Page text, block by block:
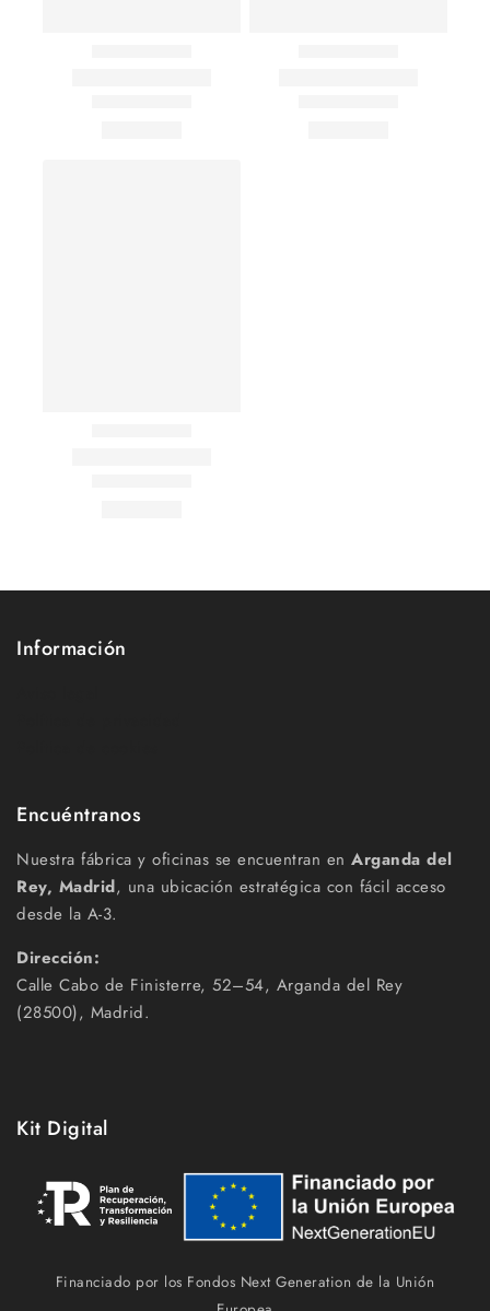
Información
Encuéntranos
Nuestra fábrica y oficinas se encuentran en Arganda del
Rey, Madrid, una ubicación estratégica con fácil acceso
desde la A-3.
Dirección:
Calle Cabo de Finisterre, 52–54, Arganda del Rey
(28500), Madrid.
Kit Digital
Financiado por los Fondos Next Generation de la Unión